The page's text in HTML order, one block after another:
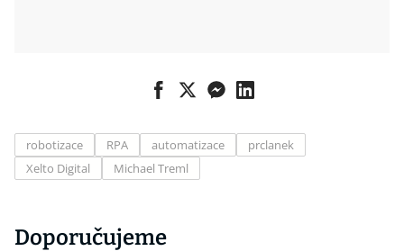
robotizace RPA automatizace
prclanek
Xelto Digital
Michael Treml
Doporučujeme